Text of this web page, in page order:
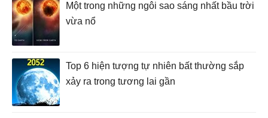
Một trong những ngôi sao sáng nhất bầu trời
vừa nổ
Top 6 hiện tượng tự nhiên bất thường sắp
xảy ra trong tương lai gần